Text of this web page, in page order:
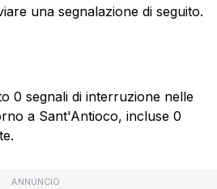
una segnalazione di seguito.
0 segnali di interruzione nelle
a Sant'Antioco, incluse 0
ANNUNCIO